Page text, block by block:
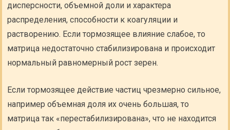
дисперсности, объемной доли и характера
распределения, способности к коагуляции и
растворению. Если тормозящее влияние слабое, то
матрица недостаточно стабилизирована и происходит
нормальный равномерный рост зерен.
Если тормозящее действие частиц чрезмерно сильное,
например объемная доля их очень большая, то
матрица так «перестабилизирована», что не находится